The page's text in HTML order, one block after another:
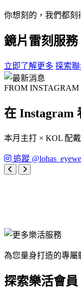
你想刻的，我們都刻
鏡片雷刻服務
立即了解更多 探索聯
FROM INSTAGRAM
在 Instagram
本月主打 × KOL 配
追蹤
為您量身打造的專屬
探索樂活會員